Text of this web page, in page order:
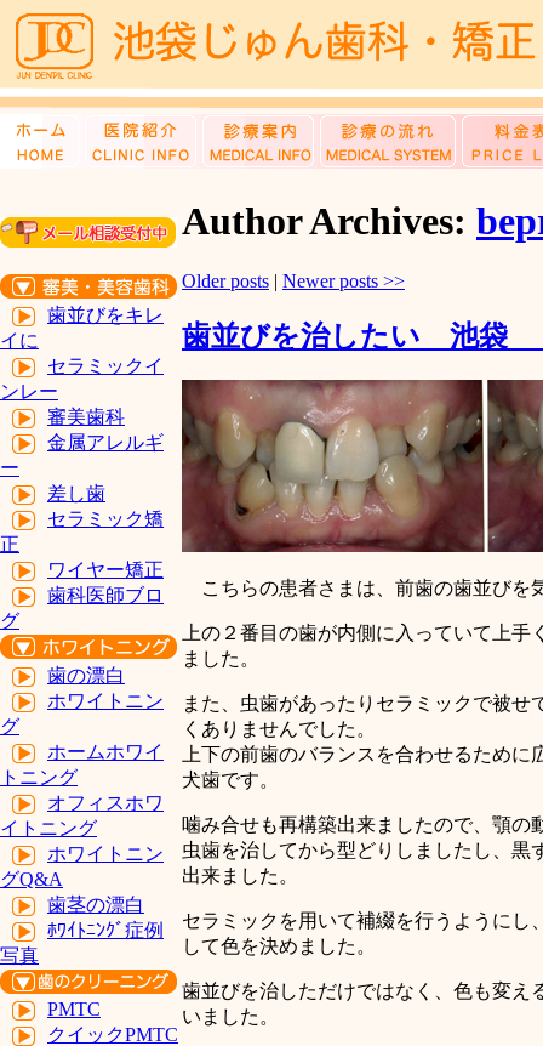
歯並びをキレ
イに
セラミックイ
ンレー
審美歯科
金属アレルギ
ー
差し歯
セラミック矯
正
ワイヤー矯正
歯科医師ブロ
グ
歯の漂白
ホワイトニン
グ
ホームホワイ
トニング
オフィスホワ
イトニング
ホワイトニン
グQ&A
歯茎の漂白
ﾎﾜｲﾄﾆﾝｸﾞ症例
写真
PMTC
クイックPMTC
Author Archives:
Older posts | Newer posts >>
歯並びを治したい 池袋
こちらの患者さまは、前歯の歯並びを
上の２番目の歯が内側に入っていて上
ました。
また、虫歯があったりセラミックで被
くありませんでした。
上下の前歯のバランスを合わせるため
犬歯です。
噛み合せも再構築出来ましたので、顎
虫歯を治してから型どりしましたし、
出来ました。
セラミックを用いて補綴を行うように
して色を決めました。
歯並びを治しただけではなく、色も変え
いました。